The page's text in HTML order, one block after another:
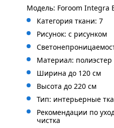
Модель: Foroom Integra
Категория ткани: 7
Рисунок: с рисунком
Материал: полиэстер
Ширина до 120 см
Высота до 220 см
Тип: интерьерные
Рекомендации по
чистка